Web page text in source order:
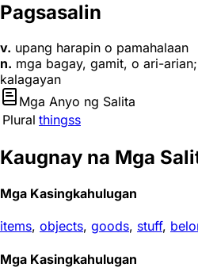
Pagsasalin
v. upang harapin o pamahalaan
n. mga bagay, gamit, o ari-
kalagayan
Mga Anyo ng Salita
Plural thingss
Kaugnay na Mga
Mga Kasingkahulugan
items, objects, goods, stuff,
Mga Kasingkahulugan